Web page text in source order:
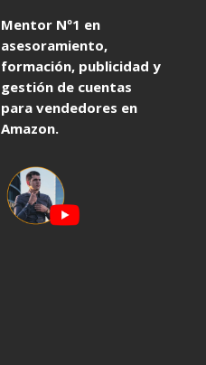
Mentor Nº1 en
asesoramiento,
formación, publicidad y
gestión de cuentas
para vendedores en
Amazon.